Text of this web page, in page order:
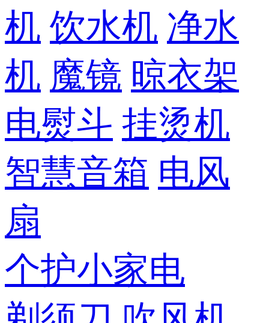
机 饮水机 净水
机 魔镜 晾衣架
电熨斗 挂烫机
智慧音箱 电风
扇
个护小家电